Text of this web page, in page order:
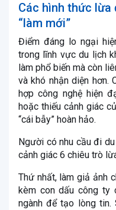
Các hình thức
“làm mới”
Điểm đáng lo ngại
trong lĩnh vực du lịch
làm phổ biến mà còn
và khó nhận diện hơn.
hợp công nghệ hiện
hoặc thiếu cảnh giác
“cái bẫy” hoàn hảo.
Người có nhu cầu đi
cảnh giác 6 chiêu trò
Thứ nhất, làm giả ảnh
kèm con dấu công ty
ngành để tạo lòng tin.